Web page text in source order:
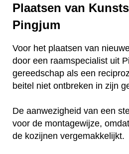
Plaatsen van
Pingjum
Voor het plaatsen van
door een raamspecialist uit
gereedschap als een
beitel niet ontbreken in zijn
De aanwezigheid van een
voor de montagewijze,
de kozijnen vergemakkelijkt.